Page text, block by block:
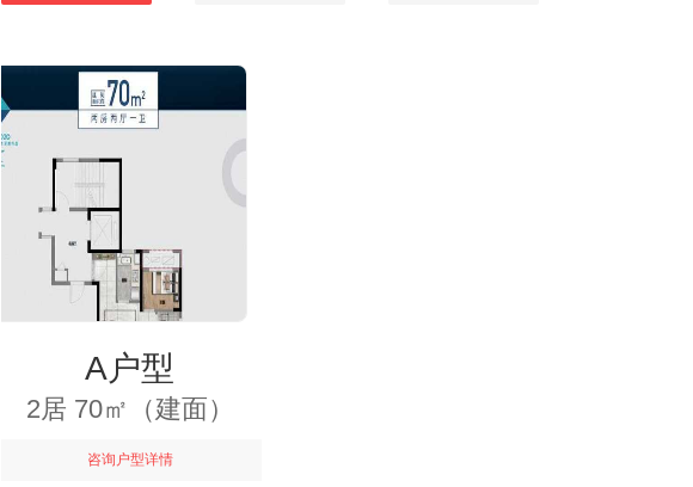
A户型
2居 70㎡（建面）
咨询户型详情